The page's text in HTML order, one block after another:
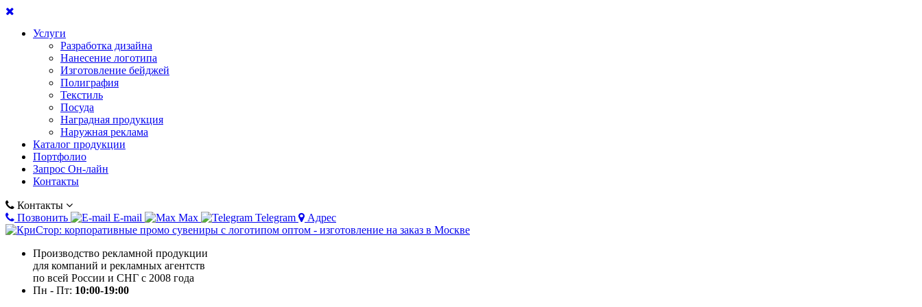
Услуги
Разработка дизайна
Нанесение логотипа
Изготовление бейджей
Полиграфия
Текстиль
Посуда
Наградная продукция
Наружная реклама
Каталог продукции
Портфолио
Запрос Он-лайн
Контакты
Контакты
Позвонить
E-mail Max Telegram Адрес
Производство рекламной продукции
для компаний и рекламных агентств
по всей России и СНГ с 2008 года
Пн - Пт: 10:00-19:00